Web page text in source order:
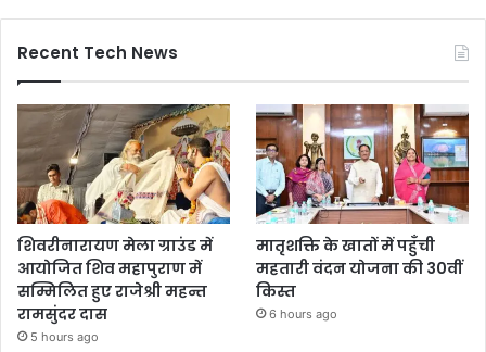
Recent Tech News
शिवरीनारायण मेला ग्राउंड में
आयोजित शिव महापुराण में
सम्मिलित हुए राजेश्री महन्त
रामसुंदर दास
5 hours ago
मातृशक्ति के खातों में पहुँची
महतारी वंदन योजना की 30वीं
किस्त
6 hours ago